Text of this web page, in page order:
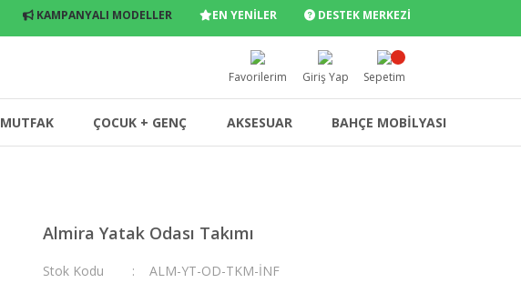
KAMPANYALI MODELLER EN YENİLER DESTEK MERKEZİ
Favorilerim Giriş Yap Sepetim
MUTFAK ÇOCUK + GENÇ AKSESUAR BAHÇE MOBİLYASI
Almira Yatak Odası Takımı
Stok Kodu
ALM-YT-OD-TKM-İNF